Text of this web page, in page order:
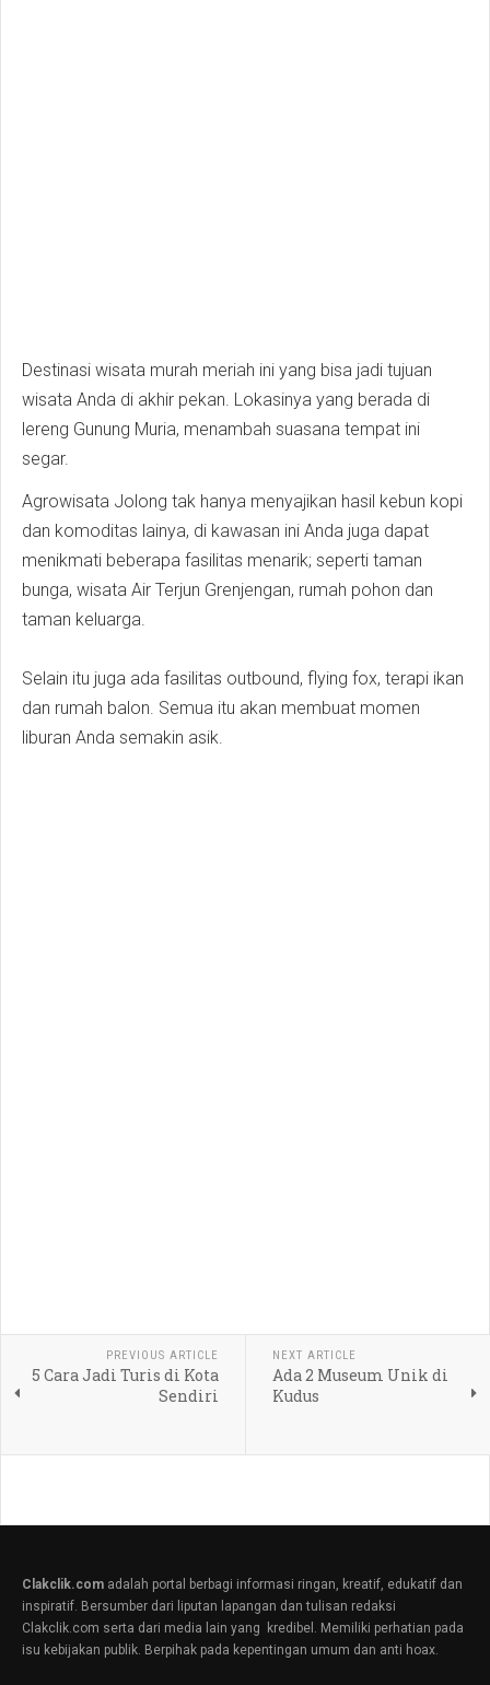
Destinasi wisata murah meriah ini yang bisa jadi tujuan
wisata Anda di akhir pekan. Lokasinya yang berada di
lereng Gunung Muria, menambah suasana tempat ini
segar.
Agrowisata Jolong tak hanya menyajikan hasil kebun kopi
dan komoditas lainya, di kawasan ini Anda juga dapat
menikmati beberapa fasilitas menarik; seperti taman
bunga, wisata Air Terjun Grenjengan, rumah pohon dan
taman keluarga.
Selain itu juga ada fasilitas outbound, flying fox, terapi ikan
dan rumah balon. Semua itu akan membuat momen
liburan Anda semakin asik.
PREVIOUS ARTICLE
5 Cara Jadi Turis di Kota
Sendiri
NEXT ARTICLE
Ada 2 Museum Unik di
Kudus
Clakclik.com adalah portal berbagi informasi ringan, kreatif, edukatif dan
inspiratif. Bersumber dari liputan lapangan dan tulisan redaksi
Clakclik.com serta dari media lain yang kredibel. Memiliki perhatian pada
isu kebijakan publik. Berpihak pada kepentingan umum dan anti hoax.